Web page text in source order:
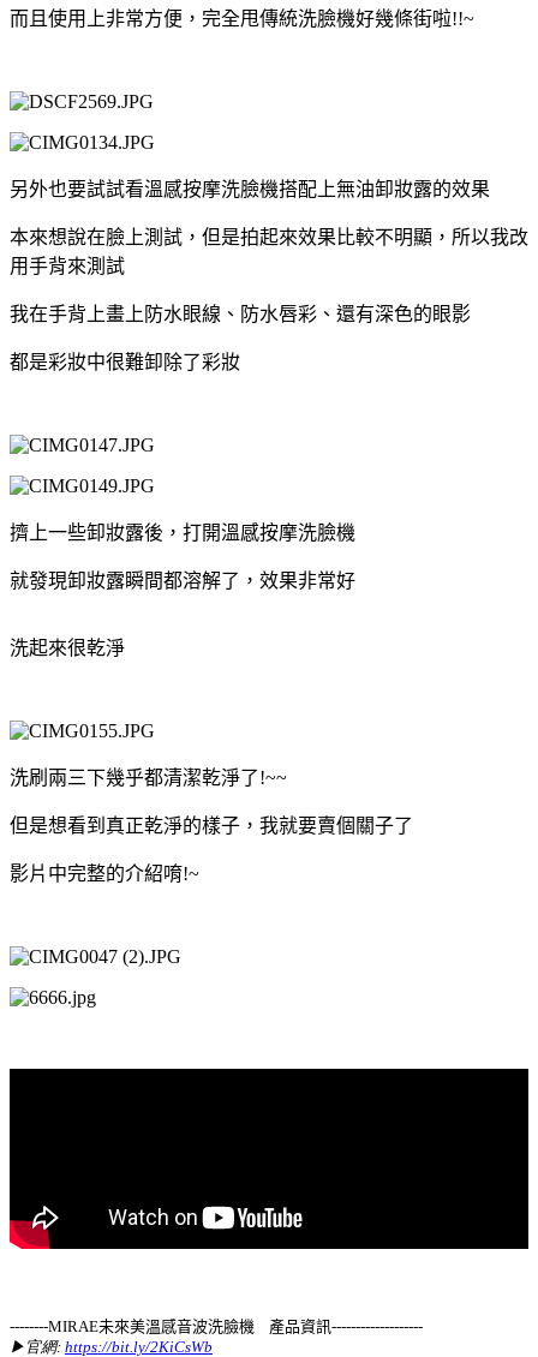
而且使用上非常方便，完全甩傳統洗臉機好幾條街啦!!~
另外也要試試看溫感按摩洗臉機搭配上無油卸妝露的效果
本來想說在臉上測試，但是拍起來效果比較不明顯，所以我改
用手背來測試
我在手背上畫上防水眼線、防水唇彩、還有深色的眼影
都是彩妝中很難卸除了彩妝
擠上一些卸妝露後，打開溫感按摩洗臉機
就發現卸妝露瞬間都溶解了，效果非常好
洗起來很乾淨
洗刷兩三下幾乎都清潔乾淨了!~~
但是想看到真正乾淨的樣子，我就要賣個關子了
影片中完整的介紹唷!~
--------MIRAE未來美溫感音波洗臉機 產品資訊-------------------
▶官網: https://bit.ly/2KiCsWb